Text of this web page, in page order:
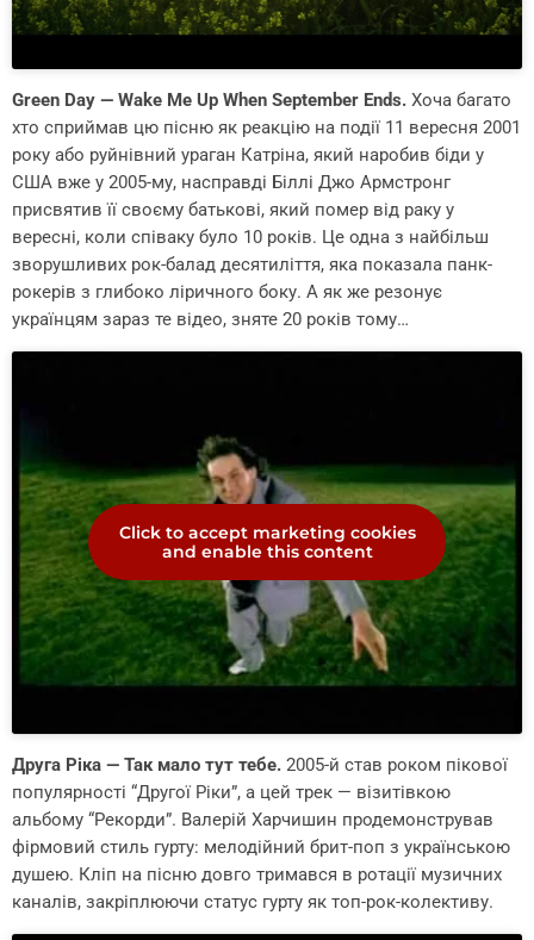
Green Day — Wake Me Up When September Ends. Хоча багато
хто сприймав цю пісню як реакцію на події 11 вересня 2001
року або руйнівний ураган Катріна, який наробив біди у
США вже у 2005-му, насправді Біллі Джо Армстронг
присвятив її своєму батькові, який помер від раку у
вересні, коли співаку було 10 років. Це одна з найбільш
зворушливих рок-балад десятиліття, яка показала панк-
рокерів з глибоко ліричного боку. А як же резонує
українцям зараз те відео, зняте 20 років тому…
Click to accept marketing cookies
and enable this content
Друга Ріка — Так мало тут тебе. 2005-й став роком пікової
популярності “Другої Ріки”, а цей трек — візитівкою
альбому “Рекорди”. Валерій Харчишин продемонстрував
фірмовий стиль гурту: мелодійний брит-поп з українською
душею. Кліп на пісню довго тримався в ротації музичних
каналів, закріплюючи статус гурту як топ-рок-колективу.